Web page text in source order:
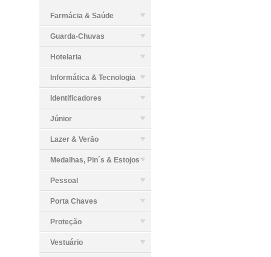
Farmácia & Saúde
Guarda-Chuvas
Hotelaria
Informática & Tecnologia
Identificadores
Júnior
Lazer & Verão
Medalhas, Pin´s & Estojos
Pessoal
Porta Chaves
Proteção
Vestuário